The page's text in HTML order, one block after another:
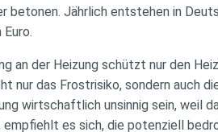
betonen. Jährlich entstehen in
an der Heizung schützt nur den
nur das Frostrisiko, sondern auch
wirtschaftlich unsinnig sein, weil
empfiehlt es sich, die potenziell